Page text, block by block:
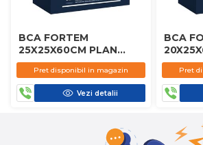
BCA FORTEM
25X25X60CM PLAN
D450
Pret disponibil in magazin
Vezi detalii
BCA
D450
Pret